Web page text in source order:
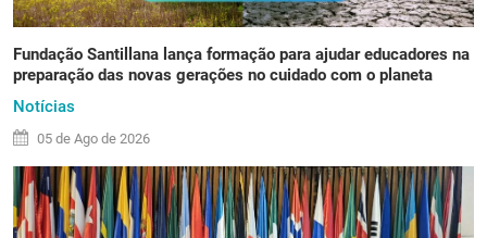
Fundação Santillana lança formação para ajudar educadores na
preparação das novas gerações no cuidado com o planeta
Notícias
05 de Ago de 2026